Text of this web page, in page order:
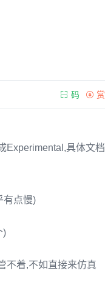
赏
码
Experimental,具体文档
有点慢)
)
不着,不如直接来仿真